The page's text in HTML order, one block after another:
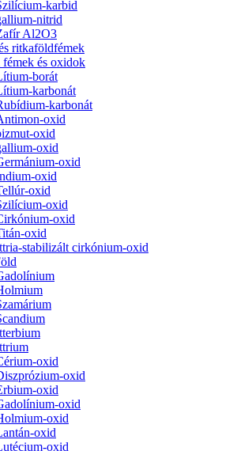
karbid
nitrid
Al2O3
ritkaföldfémek
és oxidok
borát
karbonát
karbonát
oxid
oxid
oxid
oxid
oxid
oxid
oxid
oxid
oxid
stabilizált cirkónium-oxid
oxid
oxid
oxid
oxid
oxid
oxid
oxid